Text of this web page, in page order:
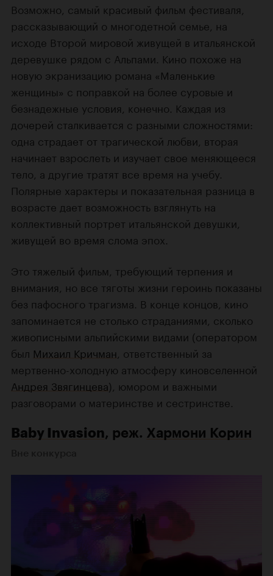
Возможно, самый красивый фильм фестиваля,
рассказывающий о многодетной семье, на
исходе Второй мировой живущей в итальянской
деревушке рядом с Альпами. Кино похоже на
новую экранизацию романа «Маленькие
женщины» с поправкой на более суровые и
безнадежные условия, конечно. Каждая из
дочерей сталкивается с разными сложностями:
одна страдает от трагической любви, вторая
начинает взрослеть и изучает свое меняющееся
тело, а другие тратят все время на учебу.
Полярные характеры и показательная разница в
возрасте дает возможность взглянуть на
коллективный портрет итальянской девушки,
живущей во время слома эпох.
Это тяжелый фильм, требующий терпения и
внимания, но все тяготы жизни героинь показаны
без пафосного трагизма. В конце концов, кино
запоминается не столько страданиями, сколько
живописными альпийскими видами (оператором
был Михаил Кричман, ответственный за
мертвенно-холодную атмосферу киновселенной
Андрея Звягинцева), юмором и важными
разговорами о материнстве и сестринстве.
Baby Invasion, реж. Хармони Корин